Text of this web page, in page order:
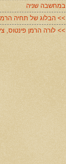
במחשבה שניה
>> הבלוג של תחיה
>> לורה הרמן פינטוס, ציירת